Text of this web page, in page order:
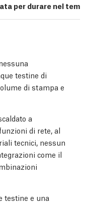
per durare nel tempo
testine di
di stampa e
a
di rete, al
tecnici, nessun
come il
testine e una